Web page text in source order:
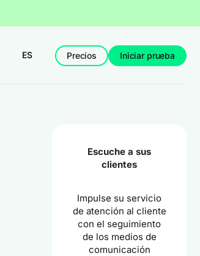
ES Precios Iniciar prueba
Escuche a sus
clientes
Impulse su servicio
de atención al cliente
con el seguimiento
de los medios de
comunicación